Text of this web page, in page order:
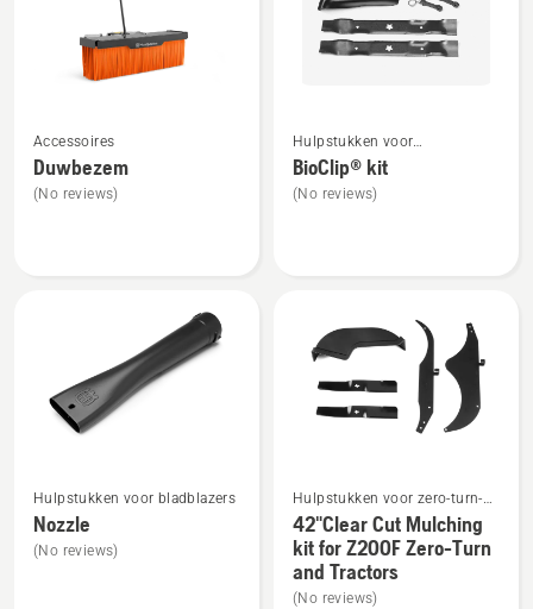
meer
details
over
Accessoires
Duwbezem
(No reviews)
meer
details
over
Hulpstukken voor
tuintractoren
BioClip® kit
(No reviews)
meer
details
over
Hulpstukken voor bladblazers
Nozzle
(No reviews)
meer
details
over
42"Clear
Hulpstukken voor zero-turn-
maaiers
42"Clear Cut Mulching
kit for Z200F Zero-Turn
and Tractors
(No reviews)